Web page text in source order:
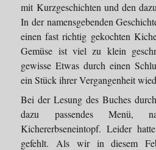
mit Kurzgeschichten und den
In der namensgebenden
einen fast richtig gekochten
Gemüse ist viel zu klein
gewisse Etwas durch einen
ein Stück ihrer Vergangenheit
Bei der Lesung des Buches
dazu passendes Menü,
Kichererbseneintopf. Leider
gefehlt. Als wir in diesem